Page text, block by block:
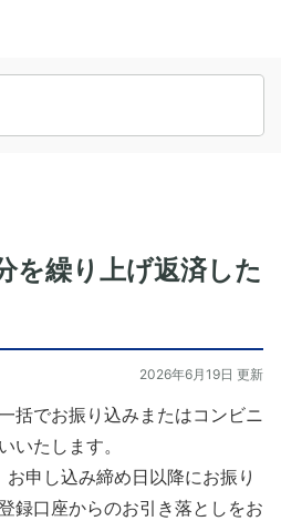
を繰り上げ返済した
2026年6月19日 更新
括でお振り込みまたはコンビニ
いたします。
申し込み締め日以降にお振り
録口座からのお引き落としをお